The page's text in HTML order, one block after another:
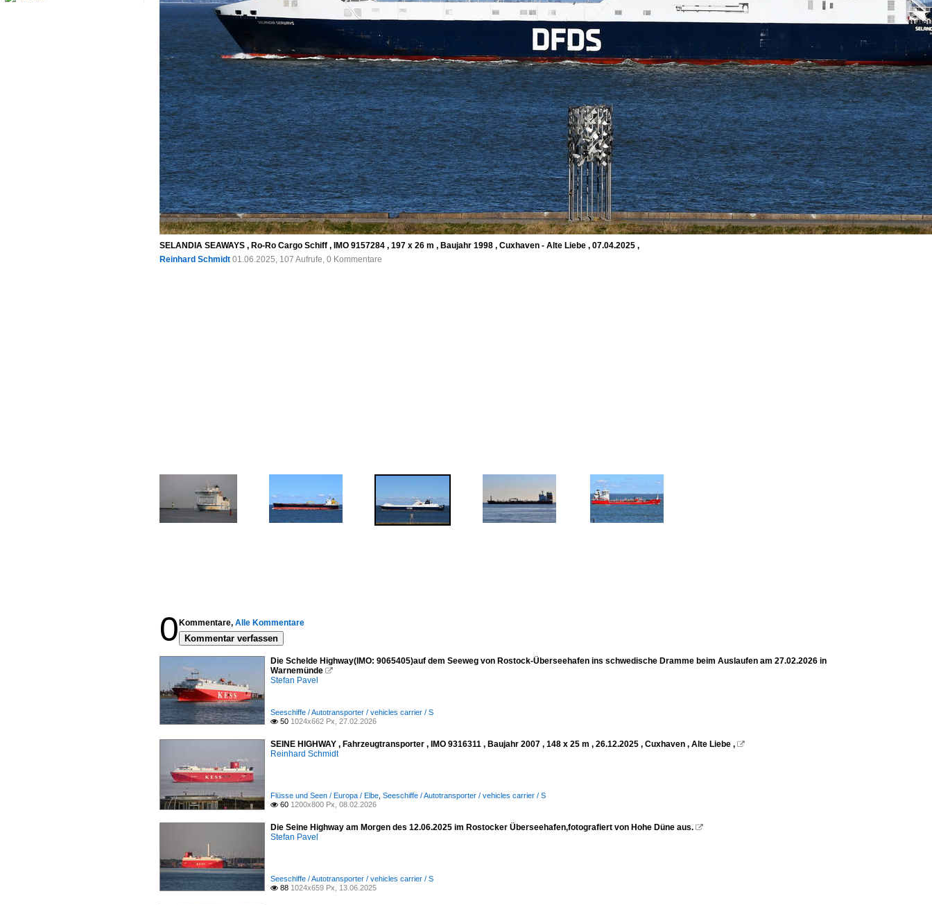
SELANDIA SEAWAYS , Ro-Ro Cargo Schiff , IMO 9157284 , 197 x 26 m , Baujahr 1998 , Cuxhaven - Alte Liebe , 07.04.2025 ,
Reinhard Schmidt 01.06.2025, 107 Aufrufe, 0 Kommentare
0 Kommentare, Alle Kommentare
Kommentar verfassen
Die Schelde Highway(IMO: 9065405)auf dem Seeweg von Rostock-Überseehafen ins schwedische Dramme beim Auslaufen am 27.02.2026 in
Warnemünde 
Stefan Pavel
Seeschiffe / Autotransporter / vehicles carrier / S
 50 1024x662 Px, 27.02.2026
SEINE HIGHWAY , Fahrzeugtransporter , IMO 9316311 , Baujahr 2007 , 148 x 25 m , 26.12.2025 , Cuxhaven , Alte Liebe , 
Reinhard Schmidt
Flüsse und Seen / Europa / Elbe Seeschiffe / Autotransporter / vehicles carrier / S
 60 1200x800 Px, 08.02.2026
Die Seine Highway am Morgen des 12.06.2025 im Rostocker Überseehafen,fotografiert von Hohe Düne aus. 
Stefan Pavel
Seeschiffe / Autotransporter / vehicles carrier / S
 88 1024x659 Px, 13.06.2025